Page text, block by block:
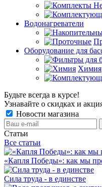
Водонагреватели
Оборудование для
Химия
Будьте всегда в курсе!
Узнавайте о скидках и
Новости магазина
Статьи
Все статьи
«Капля Победы»: как мы
Сила труда - в единстве